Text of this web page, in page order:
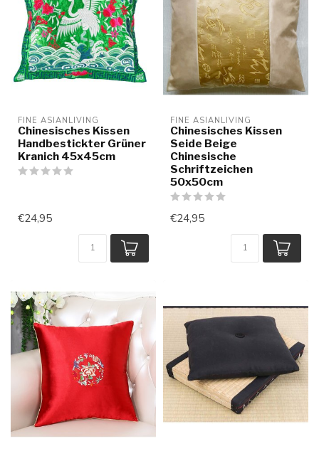
FINE ASIANLIVING
Chinesisches Kissen
Handbestickter Grüner
Kranich 45x45cm
€24,95
FINE ASIANLIVING
Chinesisches Kissen
Seide Beige
Chinesische
Schriftzeichen
50x50cm
€24,95